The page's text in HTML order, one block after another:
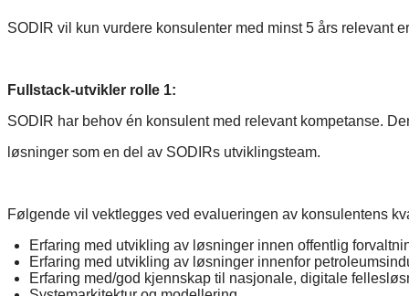
SODIR vil kun vurdere konsulenter med minst 5 års relevant
Fullstack-utvikler rolle 1:
SODIR har behov én konsulent med relevant kompetanse.
løsninger som en del av SODIRs utviklingsteam.
Følgende vil vektlegges ved evalueringen av konsulentens
Erfaring med utvikling av løsninger innen offentlig
Erfaring med utvikling av løsninger innenfor
Erfaring med/god kjennskap til nasjonale, digitale